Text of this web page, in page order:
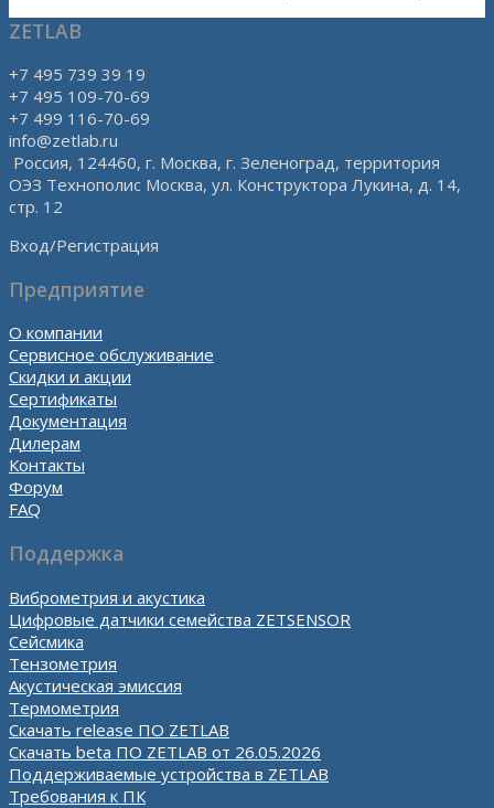
ZETLAB
+7 495 739 39 19
+7 495 109-70-69
+7 499 116-70-69
info@zetlab.ru
Россия, 124460, г. Москва, г. Зеленоград, территория
ОЭЗ Технополис Москва, ул. Конструктора Лукина, д. 14,
стр. 12
Вход/Регистрация
Предприятие
О компании
Сервисное обслуживание
Скидки и акции
Сертификаты
Документация
Дилерам
Контакты
Форум
FAQ
Поддержка
Виброметрия и акустика
Цифровые датчики семейства ZETSENSOR
Сейсмика
Тензометрия
Акустическая эмиссия
Термометрия
Скачать release ПО ZETLAB
Скачать beta ПО ZETLAB от 26.05.2026
Поддерживаемые устройства в ZETLAB
Требования к ПК